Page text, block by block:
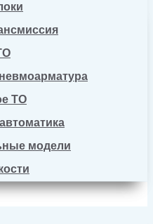
ТО
модели